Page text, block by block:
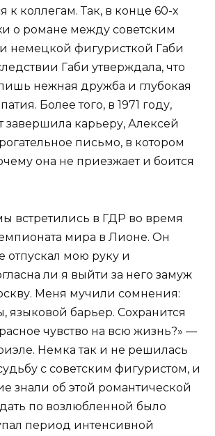
к коллегам. Так, в конце 60-х
о романе между советским
немецкой фигуристкой Габи
Габи утверждала, что
нежная дружба и глубокая
Более того, в 1971 году,
завершила карьеру, Алексей
письмо, в котором
она не приезжает и боится
встретились в ГДР во время
мира в Лионе. Он
отпускал мою руку и
ли я выйти за него замуж
Меня мучили сомнения:
языковой барьер. Сохранится
чувство на всю жизнь?» —
Немка так и не решилась
с советским фигуристом, и
знали об этой романтической
по возлюбленной было
период интенсивной